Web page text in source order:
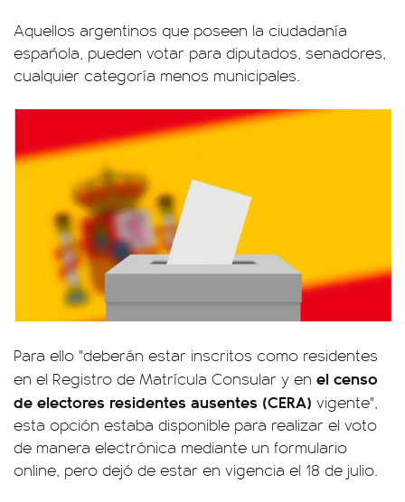
Aquellos argentinos que poseen la ciudadanía
española, pueden votar para diputados, senadores,
cualquier categoría menos municipales.
Para ello "deberán estar inscritos como residentes
en el Registro de Matrícula Consular y en el censo
de electores residentes ausentes (CERA) vigente",
esta opción estaba disponible para realizar el voto
de manera electrónica mediante un formulario
online, pero dejó de estar en vigencia el 18 de julio.